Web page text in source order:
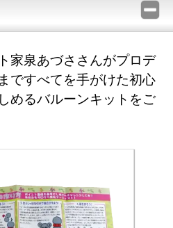
家泉あづささんがプロデ
ですべてを手がけた初心
めるバルーンキットをご